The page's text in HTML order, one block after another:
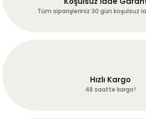
ürünlerimize ulaştık.
Tüm siparişleriniz 30 gün koşulsuz
Hızlı Kargo
48 saatte kargo!